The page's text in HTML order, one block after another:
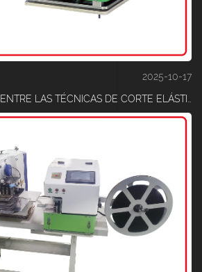
2025-10-17
DIFERENCIAS CLAVE ENTRE LAS TÉCNICAS DE CORTE ELÁSTICO Y DE CORTE POR LÁSER